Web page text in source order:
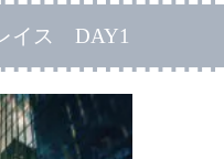
イス DAY1